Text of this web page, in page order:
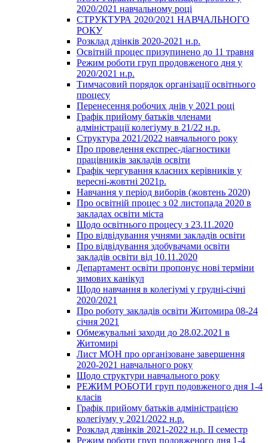
2020/2021 навчальному році
СТРУКТУРА 2020/2021 НАВЧАЛЬНОГО
РОКУ
Розклад дзінків 2020-2021 н.р.
Освітній процес призупинено до 11 травня
Режим роботи груп продовженого дня у
2020/2021 н.р.
Тимчасовий порядок організації освітнього
процесу
Перенесення робочих днів у 2021 році
Графік прийому батьків членами
адміністрації колегіуму в 21/22 н.р.
Структура 2021/2022 навчального року
Про проведення експрес-діагностики
працівників закладів освіти
Графік чергування класних керівників у
вересні-жовтні 2021р.
Навчання у період виборів (жовтень 2020)
Про освітній процес з 02 листопада 2020 в
закладах освіти міста
Щодо освітнього процесу з 23.11.2020
Про відвідування учнями закладів освіти
Про відвідування здобувачами освіти
закладів освіти від 10.11.2020
Департамент освіти пропонує нові терміни
зимових канікул
Щодо навчання в колегіумі у грудні-січні
2020/2021
Про роботу закладів освіти Житомира 08-24
січня 2021
Обмежувальні заходи до 28.02.2021 в
Житомирі
Лист МОН про організоване завершення
2020-2021 навчального року
Щодо структури навчального року
РЕЖИМ РОБОТИ груп подовженого дня 1-4
класів
Графік прийому батьків адміністрацією
колегіуму у 2021/2022 н.р.
Розклад дзвінків 2021-2022 н.р. ІІ семестр
Режим роботи груп подовженого дня 1-4